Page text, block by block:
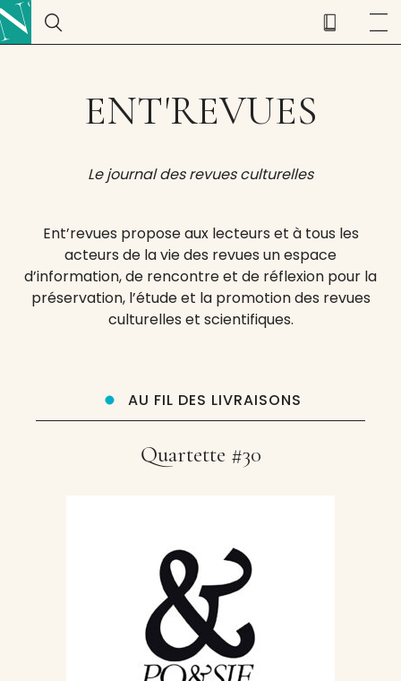
ENT'REVUES
Le journal des revues culturelles
Ent’revues propose aux lecteurs et à tous les
acteurs de la vie des revues un espace
d’information, de rencontre et de réflexion pour la
préservation, l’étude et la promotion des revues
culturelles et scientifiques.
AU FIL DES LIVRAISONS
Quartette #30